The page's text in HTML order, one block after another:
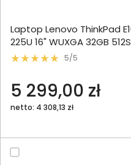
Laptop Lenovo ThinkPad
225U 16" WUXGA 32GB
5/5
5 299,00 zł
netto: 4 308,13 zł